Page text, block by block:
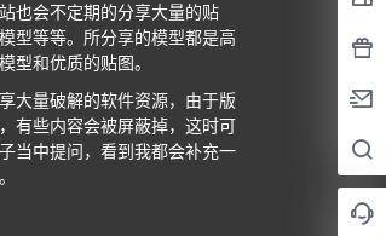
也会不定期的分享大量的贴
型等等。所分享的模型都是高
型和优质的贴图。
大量破解的软件资源，由于版
有些内容会被屏蔽掉，这时可
当中提问，看到我都会补充一